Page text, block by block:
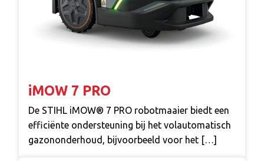
iMOW 7 PRO
De STIHL iMOW® 7 PRO robotmaaier biedt een
efficiënte ondersteuning bij het volautomatisch
gazononderhoud, bijvoorbeeld voor het […]